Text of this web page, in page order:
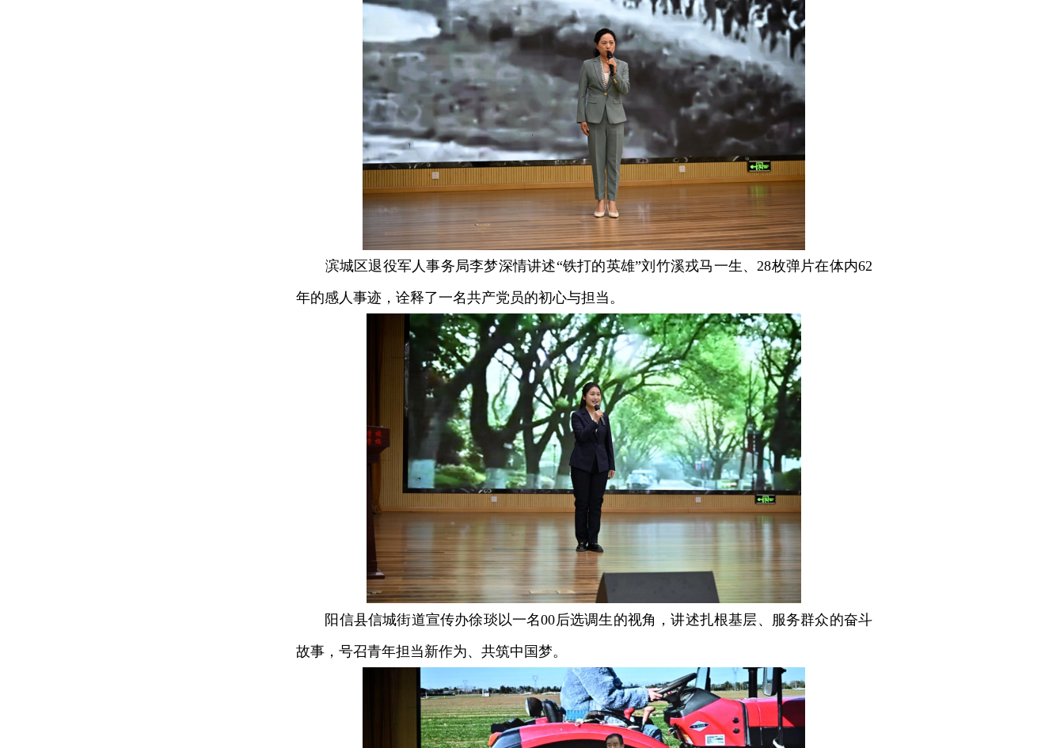
滨城区退役军人事务局李梦深情讲述“铁打的英雄”刘竹溪戎马一生、28枚弹片在体内62
年的感人事迹，诠释了一名共产党员的初心与担当。
阳信县信城街道宣传办徐琰以一名00后选调生的视角，讲述扎根基层、服务群众的奋斗
故事，号召青年担当新作为、共筑中国梦。